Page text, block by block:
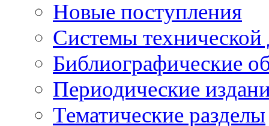
Новые поступления
Cистемы
Библиографические
Периодические
Тематические разделы